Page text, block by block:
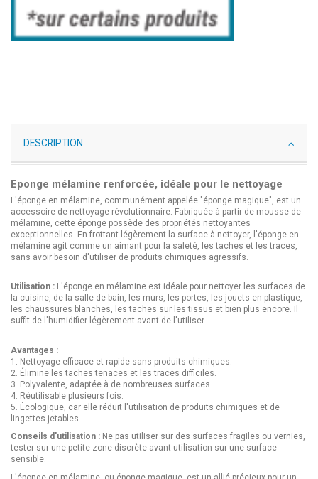
DESCRIPTION
Eponge mélamine renforcée, idéale pour le nettoyage
L'éponge en mélamine, communément appelée "éponge magique", est un
accessoire de nettoyage révolutionnaire. Fabriquée à partir de mousse de
mélamine, cette éponge possède des propriétés nettoyantes
exceptionnelles. En frottant légèrement la surface à nettoyer, l'éponge en
mélamine agit comme un aimant pour la saleté, les taches et les traces,
sans avoir besoin d'utiliser de produits chimiques agressifs.
Utilisation : L'éponge en mélamine est idéale pour nettoyer les surfaces de
la cuisine, de la salle de bain, les murs, les portes, les jouets en plastique,
les chaussures blanches, les taches sur les tissus et bien plus encore. Il
suffit de l'humidifier légèrement avant de l'utiliser.
Avantages :
1. Nettoyage efficace et rapide sans produits chimiques.
2. Élimine les taches tenaces et les traces difficiles.
3. Polyvalente, adaptée à de nombreuses surfaces.
4. Réutilisable plusieurs fois.
5. Écologique, car elle réduit l'utilisation de produits chimiques et de
lingettes jetables.
Conseils d'utilisation : Ne pas utiliser sur des surfaces fragiles ou vernies,
tester sur une petite zone discrète avant utilisation sur une surface
sensible.